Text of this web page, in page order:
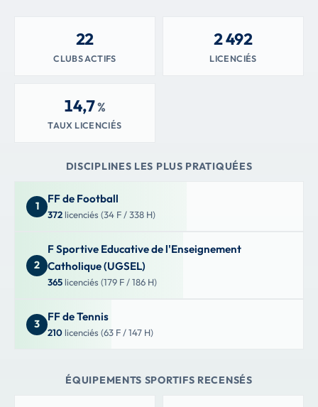
22
CLUBS ACTIFS
2 492
LICENCIÉS
14,7%
TAUX LICENCIÉS
DISCIPLINES LES PLUS PRATIQUÉES
1
FF de Football
372 licenciés (34 F / 338 H)
2
F Sportive Educative de l'Enseignement
Catholique (UGSEL)
365 licenciés (179 F / 186 H)
3
FF de Tennis
210 licenciés (63 F / 147 H)
ÉQUIPEMENTS SPORTIFS RECENSÉS